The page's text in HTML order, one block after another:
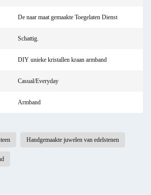
De naar maat gemaakte Toegelaten Dienst
Schattig.
DIY unieke kristallen kraan armband
Casual/Everyday
Armband
Handgemaakte juwelen van edelstenen